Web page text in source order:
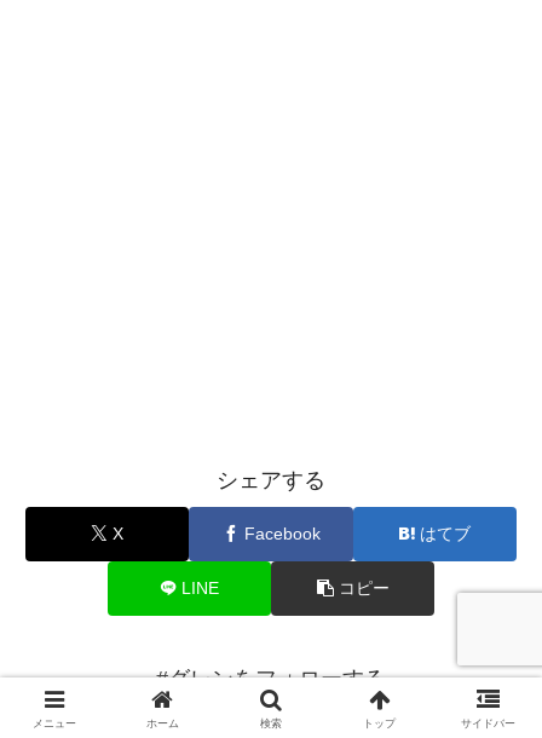
シェアする
X Facebook はてブ
LINE コピー
#グレンをフォローする
メニュー ホーム 検索 トップ サイドバー